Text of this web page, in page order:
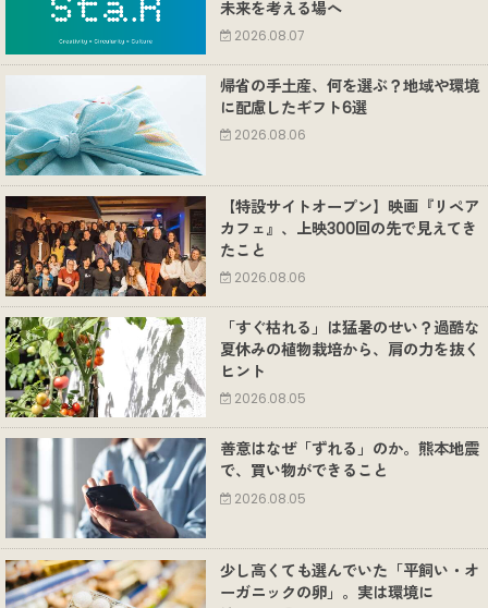
未来を考える場へ
2026.08.07
帰省の手土産、何を選ぶ？地域や環境
に配慮したギフト6選
2026.08.06
【特設サイトオープン】映画『リペア
カフェ』、上映300回の先で見えてき
たこと
2026.08.06
「すぐ枯れる」は猛暑のせい？過酷な
夏休みの植物栽培から、肩の力を抜く
ヒント
2026.08.05
善意はなぜ「ずれる」のか。熊本地震
で、買い物ができること
2026.08.05
少し高くても選んでいた「平飼い・オ
ーガニックの卵」。実は環境に